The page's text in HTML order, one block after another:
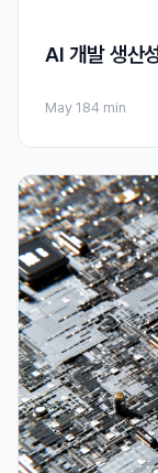
AI 개발 생산
May 184 min